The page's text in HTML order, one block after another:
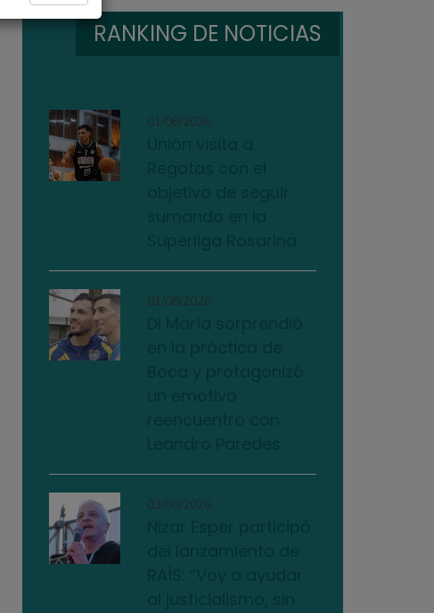
RANKING DE NOTICIAS
01/08/2026
01/08/2026
03/08/2026